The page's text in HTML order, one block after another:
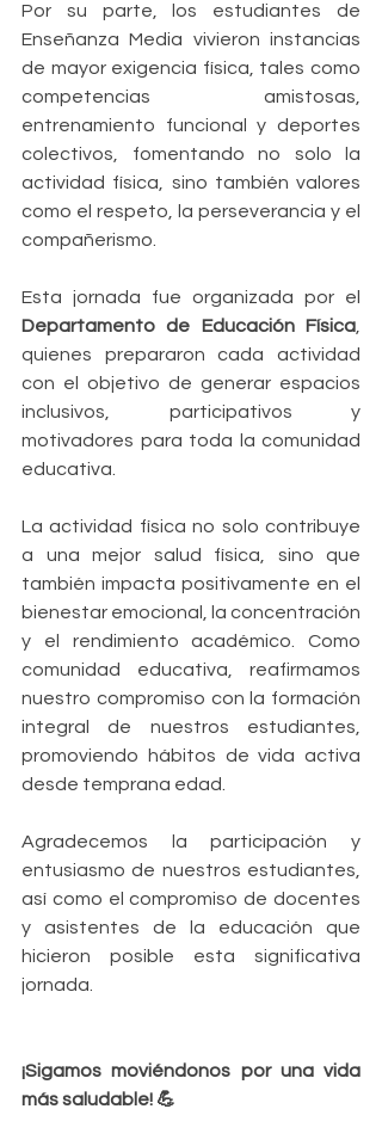
Por su parte, los estudiantes de
Enseñanza Media vivieron instancias
de mayor exigencia física, tales como
competencias amistosas,
entrenamiento funcional y deportes
colectivos, fomentando no solo la
actividad física, sino también valores
como el respeto, la perseverancia y el
compañerismo.
Departamento de Educación Física
quienes prepararon cada actividad
con el objetivo de generar espacios
inclusivos, participativos y
motivadores para toda la comunidad
educativa.
La actividad física no solo contribuye
a una mejor salud física, sino que
también impacta positivamente en el
bienestar emocional, la concentración
y el rendimiento académico. Como
comunidad educativa, reafirmamos
nuestro compromiso con la formación
integral de nuestros estudiantes,
promoviendo hábitos de vida activa
desde temprana edad.
Agradecemos la participación y
entusiasmo de nuestros estudiantes,
así como el compromiso de docentes
y asistentes de la educación que
hicieron posible esta significativa
jornada.
¡Sigamos moviéndonos por una vida
más saludable! 💪